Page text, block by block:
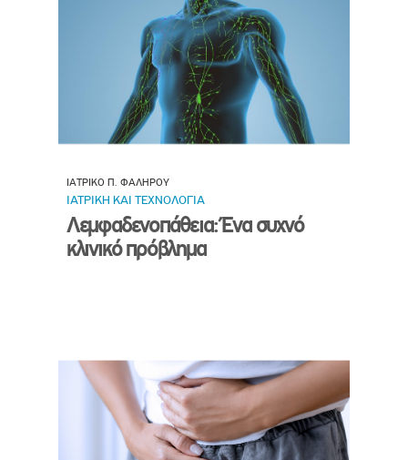
ΙΑΤΡΙΚΟ Π. ΦΑΛΗΡΟΥ
ΙΑΤΡΙΚΗ ΚΑΙ ΤΕΧΝΟΛΟΓΙΑ
Λεμφαδενοπάθεια: Ένα συχνό
κλινικό πρόβλημα